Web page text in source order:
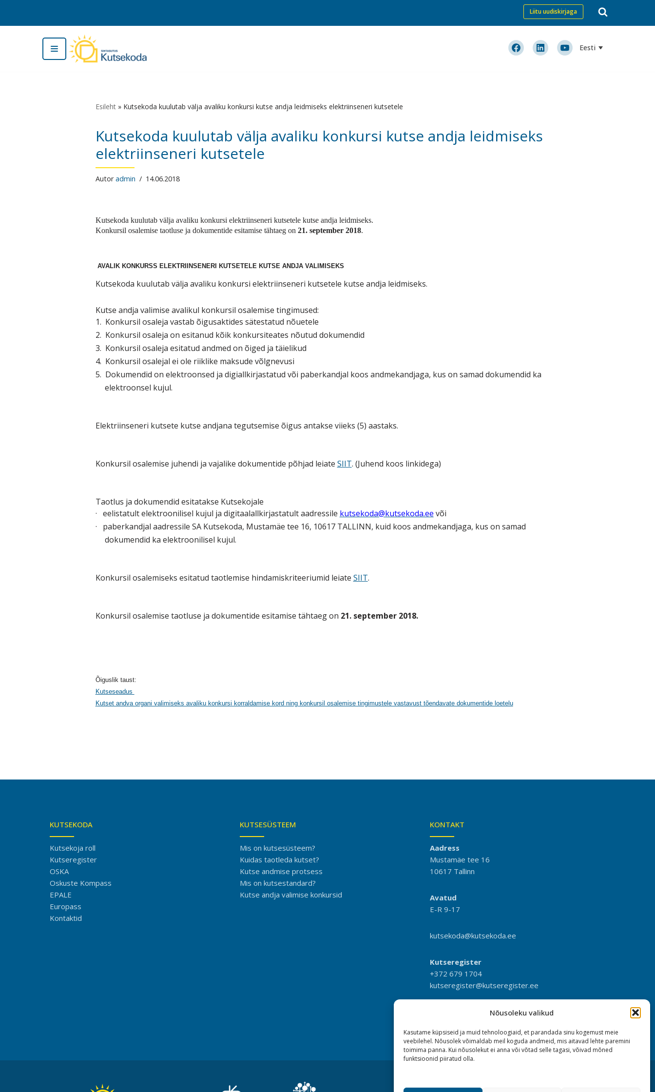
Nõusoleku valikud
Kasutame küpsiseid ja muid tehnoloogiaid, et parandada sinu kogemust meie
veebilehel. Nõusolek võimaldab meil koguda andmeid, mis aitavad lehte paremini
toimima panna. Kui nõusolekut ei anna või võtad selle tagasi, võivad mõned
funktsioonid piiratud olla.
Skip
Liitu uudiskirjaga
Eesti
Esileht» Kutsekoda kuulutab välja avaliku konkursi kutse andja leidmiseks elektriinseneri kutsetele
Kutsekoda kuulutab välja avaliku konkursi kutse andja leidmiseks
elektriinseneri kutsetele
Autoradmin 14.06.2018
Kutsekoda kuulutab välja avaliku konkursi elektriinseneri kutsetele kutse andja leidmiseks.
Konkursil osalemise taotluse ja dokumentide esitamise tähtaeg on 21. september 2018.
AVALIK KONKURSS ELEKTRIINSENERI KUTSETELE KUTSE ANDJA VALIMISEKS
Kutsekoda kuulutab välja avaliku konkursi elektriinseneri kutsetele kutse andja leidmiseks.
Kutse andja valimise avalikul konkursil osalemise tingimused:
1. Konkursil osaleja vastab õigusaktides sätestatud nõuetele
2. Konkursil osaleja on esitanud kõik konkursiteates nõutud dokumendid
3. Konkursil osaleja esitatud andmed on õiged ja täielikud
4. Konkursil osalejal ei ole riiklike maksude võlgnevusi
5. Dokumendid on elektroonsed ja digiallkirjastatud või paberkandjal koos andmekandjaga, kus on samad dokumendid ka
elektroonsel kujul.
Elektriinseneri kutsete kutse andjana tegutsemise õigus antakse viieks (5) aastaks.
Konkursil osalemise juhendi ja vajalike dokumentide põhjad leiate SIIT. (Juhend koos linkidega)
Taotlus ja dokumendid esitatakse Kutsekojale
· eelistatult elektroonilisel kujul ja digitaalallkirjastatult aadressile kutsekoda@kutsekoda.ee või
·
paberkandjal aadressile SA Kutsekoda, Mustamäe tee 16, 10617 TALLINN, kuid koos andmekandjaga, kus on samad
dokumendid ka elektroonilisel kujul.
Konkursil osalemiseks esitatud taotlemise hindamiskriteeriumid leiate SIIT.
Konkursil osalemise taotluse ja dokumentide esitamise tähtaeg on 21. september 2018.
Õiguslik taust:
Kutseseadus
Kutset andva organi valimiseks avaliku konkursi korraldamise kord ning konkursil osalemise tingimustele vastavust tõendavate dokumentide loetelu
KUTSEKODA
Kutsekoja roll
Kutseregister
OSKA
Oskuste Kompass
EPALE
Europass
Kontaktid
KUTSESÜSTEEM
Mis on kutsesüsteem?
Kuidas taotleda kutset?
Kutse andmise protsess
Mis on kutsestandard?
Kutse andja valimise konkursid
KONTAKT
Aadress
Mustamäe tee 16
10617 Tallinn
Avatud
E-R 9-17
kutsekoda@kutsekoda.ee
Kutseregister
+372 679 1704
kutseregister@kutseregister.ee